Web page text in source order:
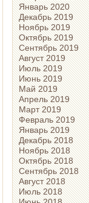
Январь 2020
Декабрь 2019
Ноябрь 2019
Октябрь 2019
Сентябрь 2019
Август 2019
Июль 2019
Июнь 2019
Май 2019
Апрель 2019
Март 2019
Февраль 2019
Январь 2019
Декабрь 2018
Ноябрь 2018
Октябрь 2018
Сентябрь 2018
Август 2018
Июль 2018